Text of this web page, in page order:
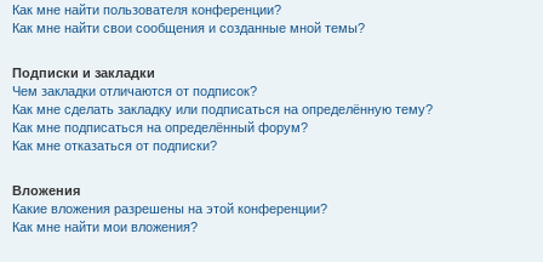
Как мне найти пользователя конференции?
Как мне найти свои сообщения и созданные мной темы?
Подписки и закладки
Чем закладки отличаются от подписок?
Как мне сделать закладку или подписаться на определённую тему?
Как мне подписаться на определённый форум?
Как мне отказаться от подписки?
Вложения
Какие вложения разрешены на этой конференции?
Как мне найти мои вложения?